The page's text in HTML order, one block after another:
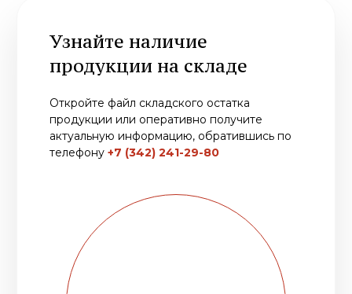
ОТКРЫТЬ ФАЙЛ
ПОЗВОНИТЬ